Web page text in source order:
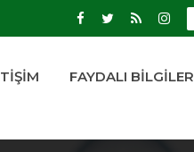
FAYDALI BILGILER